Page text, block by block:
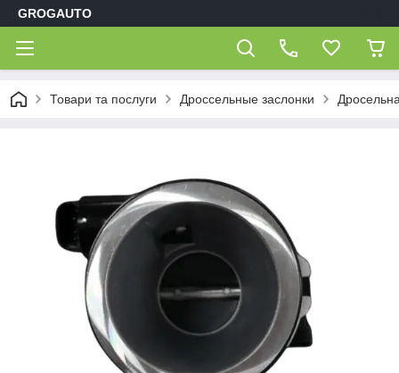
GROGAUTO
Товари та послуги Дроссельные заслонки